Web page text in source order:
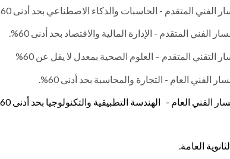
الفني المتقدم - الحاسبات والذكاء الاصطناعي بحد أدنى 60%.
الفني المتقدم - الإدارة المالية والاقتصاد بحد أدنى 60%.
التقني المتقدم – العلوم الصحية بمعدل لا يقل عن 60%
الفني العام - التجارة والمحاسبة بحد أدنى 60%.
الفني العام - الهندسة التطبيقية والتكنولوجيا بحد أدنى 60%.
العامة.